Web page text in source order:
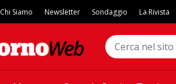
Chi Siamo Newsletter Sondaggio La Rivista